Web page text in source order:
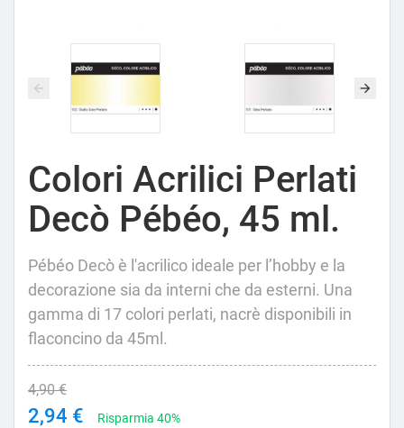
Colori Acrilici Perlati
Decò Pébéo, 45 ml.
Pébéo Decò è l'acrilico ideale per l’hobby e la
decorazione sia da interni che da esterni. Una
gamma di 17 colori perlati, nacrè disponibili in
flaconcino da 45ml.
4,90 €
2,94 € Risparmia 40%